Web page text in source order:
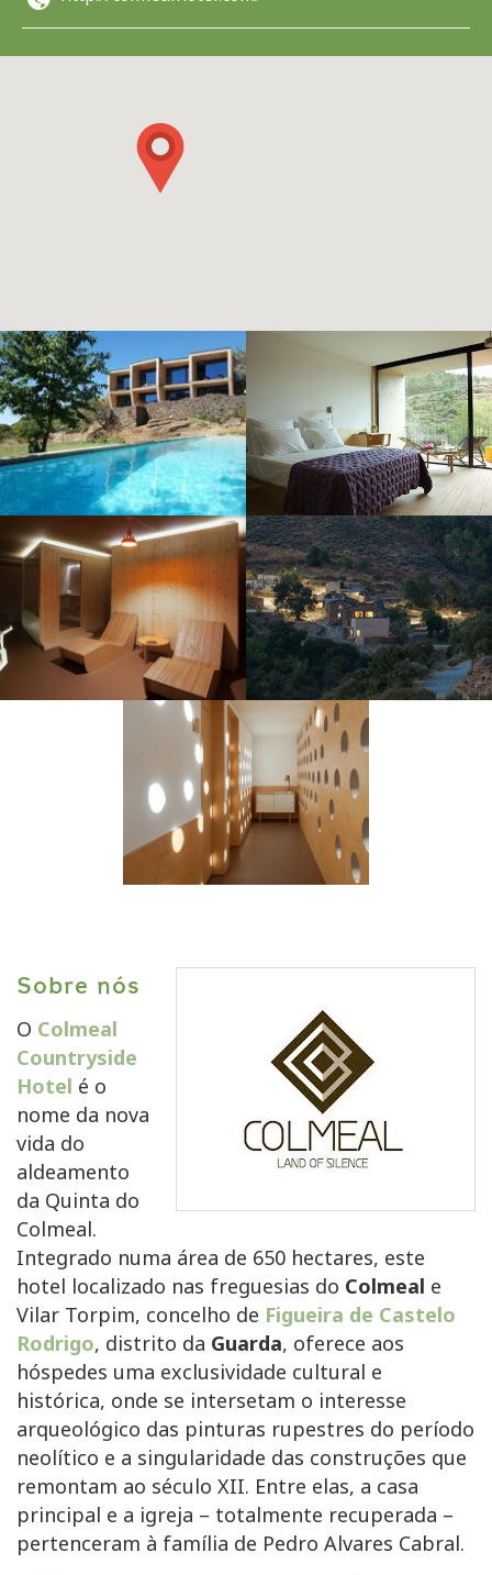
Sobre nós
O Colmeal
Countryside
Hotel é o
nome da nova
vida do
aldeamento
da Quinta do
Colmeal.
Integrado numa área de 650 hectares, este
hotel localizado nas freguesias do Colmeal e
Vilar Torpim, concelho de Figueira de Castelo
Rodrigo, distrito da Guarda, oferece aos
hóspedes uma exclusividade cultural e
histórica, onde se intersetam o interesse
arqueológico das pinturas rupestres do período
neolítico e a singularidade das construções que
remontam ao século XII. Entre elas, a casa
principal e a igreja – totalmente recuperada –
pertenceram à família de Pedro Alvares Cabral.